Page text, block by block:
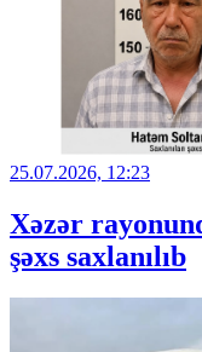
25.07.2026, 12:23
Xəzər
şəxs saxlanılıb